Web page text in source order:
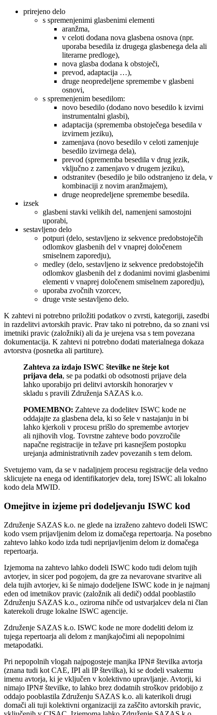
prirejeno delo
s spremenjenimi glasbenimi elementi
aranžma,
v celoti dodana nova glasbena osnova (npr.
uporaba besedila iz drugega glasbenega dela ali
literarne predloge),
nova glasba dodana k obstoječi,
prevod, adaptacija …),
druge neopredeljene spremembe v glasbeni
osnovi,
s spremenjenim besedilom:
novo besedilo (dodano novo besedilo k izvirni
instrumentalni glasbi),
adaptacija (sprememba obstoječega besedila v
izvirnem jeziku),
zamenjava (novo besedilo v celoti zamenjuje
besedilo izvirnega dela),
prevod (sprememba besedila v drug jezik,
vključno z zamenjavo v drugem jeziku),
odstranitev (besedilo je bilo odstranjeno iz dela, v
kombinaciji z novim aranžmajem),
druge neopredeljene spremembe besedila.
izsek
glasbeni stavki velikih del, namenjeni samostojni
uporabi,
sestavljeno delo
potpuri (delo, sestavljeno iz sekvence predobstoječih
odlomkov glasbenih del v vnaprej določenem
smiselnem zaporedju),
medley (delo, sestavljeno iz sekvence predobstoječih
odlomkov glasbenih del z dodanimi novimi glasbenimi
elementi v vnaprej določenem smiselnem zaporedju),
uporaba zvočnih vzorcev,
druge vrste sestavljeno delo.
K zahtevi ni potrebno priložiti podatkov o zvrsti, kategoriji, zasedbi
in razdelitvi avtorskih pravic. Prav tako ni potrebno, da so znani vsi
imetniki pravic (založniki) ali da je urejena vsa s tem povezana
dokumentacija. K zahtevi ni potrebno dodati materialnega dokaza
avtorstva (posnetka ali partiture).
Zahteva za izdajo ISWC številke ne šteje kot
prijava dela, se pa podatki ob odsotnosti prijave dela
lahko uporabijo pri delitvi avtorskih honorarjev v
skladu s pravili Združenja SAZAS k.o.
POMEMBNO: Zahteve za dodelitev ISWC kode ne
oddajajte za glasbena dela, ki so šele v nastajanju in bi
lahko kjerkoli v procesu prišlo do spremembe avtorjev
ali njihovih vlog. Tovrstne zahteve bodo povzročile
napačne registracije in težave pri kasnejšem postopku
urejanja administrativnih zadev povezanih s tem delom.
Svetujemo vam, da se v nadaljnjem procesu registracije dela vedno
sklicujete na enega od identifikatorjev dela, torej ISWC ali lokalno
kodo dela MWID.
Omejitve in izjeme pri dodeljevanju ISWC kod
Združenje SAZAS k.o. ne glede na izraženo zahtevo dodeli ISWC
kodo vsem prijavljenim delom iz domačega repertoarja. Na posebno
zahtevo lahko kodo izda tudi neprijavljenim delom iz domačega
repertoarja.
Izjemoma na zahtevo lahko dodeli ISWC kodo tudi delom tujih
avtorjev, in sicer pod pogojem, da gre za nevarovane stvaritve ali
dela tujih avtorjev, ki še nimajo dodeljene ISWC kode in je najmanj
eden od imetnikov pravic (založnik ali dedič) oddal pooblastilo
Združenju SAZAS k.o., oziroma nihče od ustvarjalcev dela ni član
katerekoli druge lokalne ISWC agencije.
Združenje SAZAS k.o. ISWC kode ne more dodeliti delom iz
tujega repertoarja ali delom z manjkajočimi ali nepopolnimi
metapodatki.
Pri nepopolnih vlogah najpogosteje manjka IPN# številka avtorja
(znana tudi kot CAE, IPI ali IP številka), ki se dodeli vsakemu
imenu avtorja, ki je vključen v kolektivno upravljanje. Avtorji, ki
nimajo IPN# številke, to lahko brez dodatnih stroškov pridobijo z
oddajo pooblastila Združenju SAZAS k.o. ali katerikoli drugi
domači ali tuji kolektivni organizaciji za zaščito avtorskih pravic,